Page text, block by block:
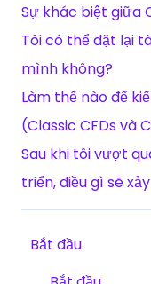
Sự khác biệt giữa
Tôi có thể đặt lại
mình không?
Làm thế nào để
(Classic CFDs và
Sau khi tôi vượt
triển, điều gì sẽ
Bắt đầu